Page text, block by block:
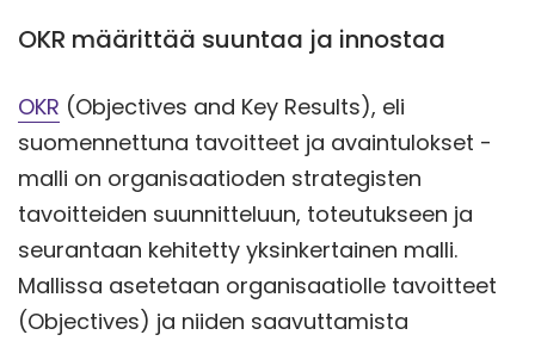
OKR määrittää suuntaa ja innostaa
OKR (Objectives and Key Results), eli
suomennettuna tavoitteet ja avaintulokset -
malli on organisaatioden strategisten
tavoitteiden suunnitteluun, toteutukseen ja
seurantaan kehitetty yksinkertainen malli.
Mallissa asetetaan organisaatiolle tavoitteet
(Objectives) ja niiden saavuttamista